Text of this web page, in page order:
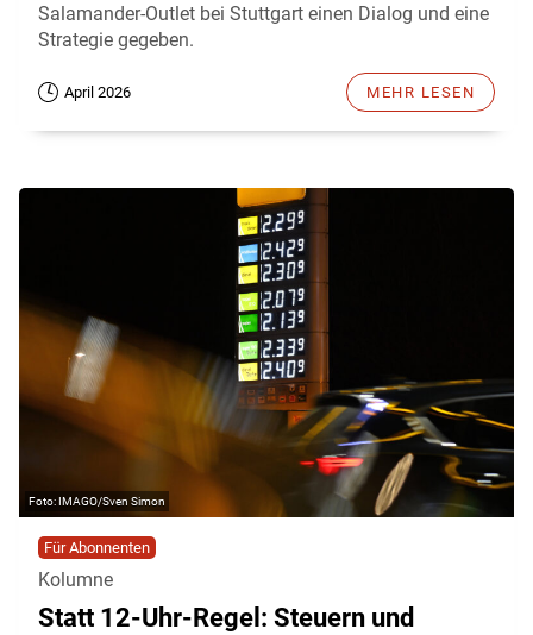
Salamander-Outlet bei Stuttgart einen Dialog und eine
Strategie gegeben.
April 2026 MEHR LESEN
IMAGO/Sven Simon
Für Abonnenten
Kolumne
Statt 12-Uhr-Regel: Steuern und